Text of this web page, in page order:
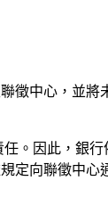
徵中心，並將
。因此，銀
定向聯徵中心